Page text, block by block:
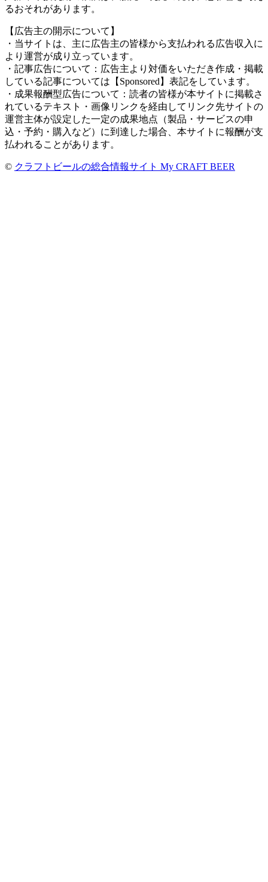
るおそれがあります。
【広告主の開示について】
・当サイトは、主に広告主の皆様から支払われる広告収入に
より運営が成り立っています。
・記事広告について：広告主より対価をいただき作成・掲載
している記事については【Sponsored】表記をしています。
・成果報酬型広告について：読者の皆様が本サイトに掲載さ
れているテキスト・画像リンクを経由してリンク先サイトの
運営主体が設定した一定の成果地点（製品・サービスの申
込・予約・購入など）に到達した場合、本サイトに報酬が支
払われることがあります。
© クラフトビールの総合情報サイト My CRAFT BEER